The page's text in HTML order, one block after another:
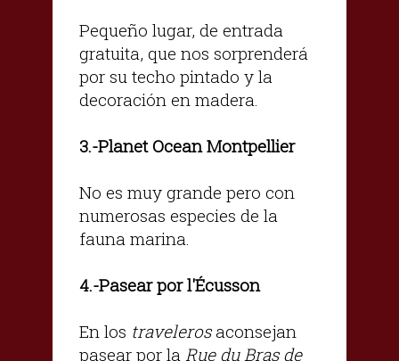
Pequeño lugar, de entrada
gratuita, que nos sorprenderá
por su techo pintado y la
decoración en madera.
3.-Planet Ocean Montpellier
No es muy grande pero con
numerosas especies de la
fauna marina.
4.-Pasear por l'Écusson
En los travelerosaconsejan
pasear por la Rue du Bras de